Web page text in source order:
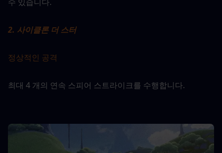
2. 사이클론 더 스터
정상적인 공격
최대 4 개의 연속 스피어 스트라이크를 수행합니다.